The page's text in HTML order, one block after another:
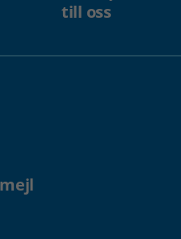
till oss